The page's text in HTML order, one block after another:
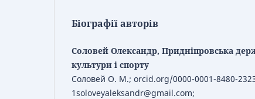
Біографії авторів
Соловей Олександр, Придніпровська
культури і спорту
Соловей О. М.; orcid.org/0000-0001-8480-
1soloveyaleksandr@gmail.com;